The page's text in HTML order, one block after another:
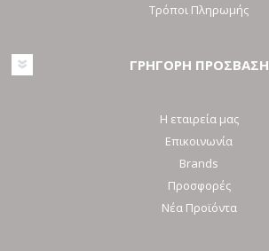
Τρόποι Πληρωμής
ΓΡΗΓΟΡΗ ΠΡΟΣΒΑΣΗ
Η εταιρεία μας
Επικοινωνία
Brands
Προσφορές
Νέα Προϊόντα